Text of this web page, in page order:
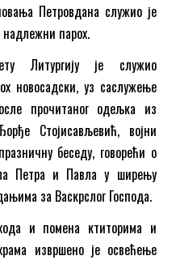
Петровдана служио је
надлежни парох.
Литургију је служио
новосадски, уз саслужење
прочитаног одељка из
Стојисављевић, војни
беседу, говорећи о
Петра и Павла у ширењу
за Васкрслог Господа.
и помена ктиторима и
извршено је освећење